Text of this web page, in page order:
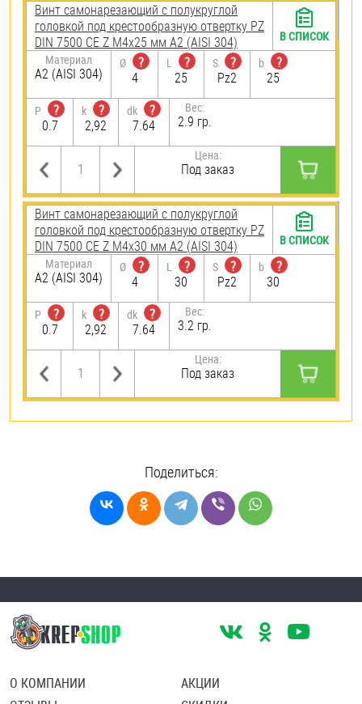
Винт самонарезающий c полукруглой
головкой под крестообразную отвертку PZ
DIN 7500 CE Z М4х25 мм А2 (AISI 304)
Материал
А2 (AISI 304)
Ø
?
4
L
?
25
S
?
Pz2
b
?
25
P
?
0.7
k
?
2,92
dk
?
7.64
Вес:
2.9 гр.
Цена:
Под заказ
В СПИСОК
Винт самонарезающий c полукруглой
головкой под крестообразную отвертку PZ
DIN 7500 CE Z М4х30 мм А2 (AISI 304)
Материал
А2 (AISI 304)
Ø
?
4
L
?
30
S
?
Pz2
b
?
30
P
?
0.7
k
?
2,92
dk
?
7.64
Вес:
3.2 гр.
Цена:
Под заказ
В СПИСОК
Поделиться:
О КОМПАНИИ
АКЦИИ